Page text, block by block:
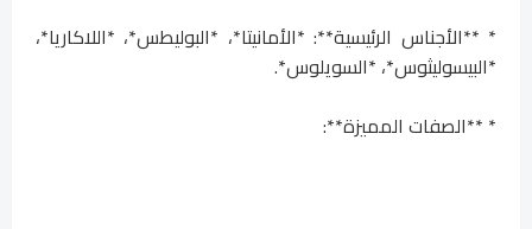
* **الأجناس الرئيسية**: *الأمانيتا*، *البوليطس*، *اللاكاريا*،
*البيسوليثوس*، *السويلوس*.
* **الصفات المميزة**: